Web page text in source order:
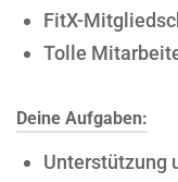
FitX-
Tolle
Deine Aufgaben:
Unterstützung